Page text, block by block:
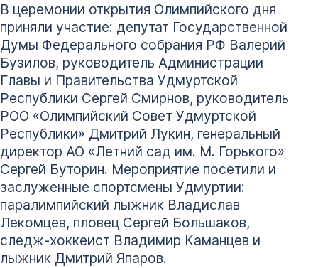
В церемонии открытия Олимпийского дня
приняли участие: депутат Государственной
Думы Федерального собрания РФ Валерий
Бузилов, руководитель Администрации
Главы и Правительства Удмуртской
Республики Сергей Смирнов, руководитель
РОО «Олимпийский Совет Удмуртской
Республики» Дмитрий Лукин, генеральный
директор АО «Летний сад им. М. Горького»
Сергей Буторин. Мероприятие посетили и
заслуженные спортсмены Удмуртии:
паралимпийский лыжник Владислав
Лекомцев, пловец Сергей Большаков,
следж-хоккеист Владимир Каманцев и
лыжник Дмитрий Япаров.